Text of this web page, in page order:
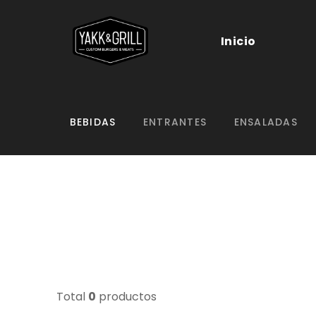
Inicio
BEBIDAS ENTRANTES ENSALADAS
Total 0 productos